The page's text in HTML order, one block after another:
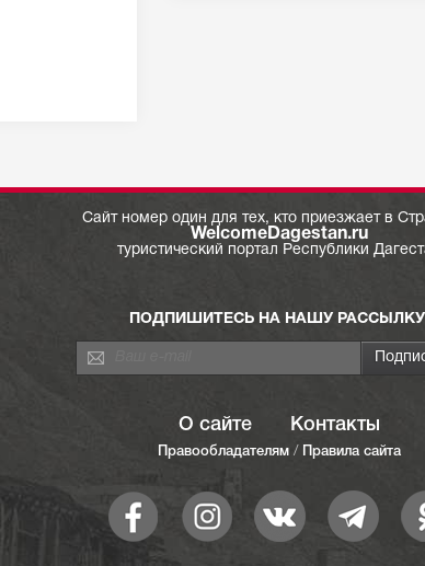
Сайт номер один для тех, кто приезжает в
WelcomeDagestan.ru
туристический портал Республики
ПОДПИШИТЕСЬ НА НАШУ
О сайте Контакты
Правообладателям / Правила сайта